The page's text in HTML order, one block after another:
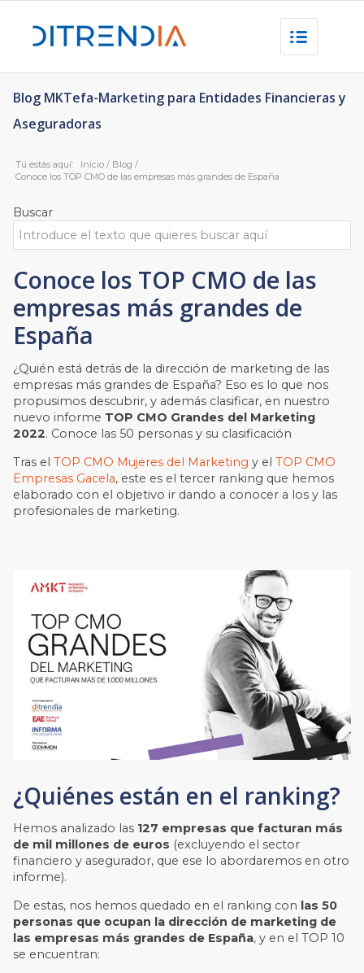
Blog MKTefa-Marketing para Entidades Financieras y
Aseguradoras
Tú estás aquí: Inicio / Blog /
Conoce los TOP CMO de las empresas más grandes de España
Buscar
Conoce los TOP CMO de las
empresas más grandes de
España
¿Quién está detrás de la dirección de marketing de las
empresas más grandes de España? Eso es lo que nos
propusimos descubrir, y además clasificar, en nuestro
nuevo informe TOP CMO Grandes del Marketing
2022. Conoce las 50 personas y su clasificación
Tras elTOP CMO Mujeres del Marketing y elTOP CMO
Empresas Gacela, este es el tercer ranking que hemos
elaborado con el objetivo ir dando a conocer a los y las
profesionales de marketing.
¿Quiénes están en el ranking?
Hemos analizado las 127 empresas que facturan más
de mil millones de euros (excluyendo el sector
financiero y asegurador, que ese lo abordaremos en otro
informe).
De estas, nos hemos quedado en el ranking con las 50
personas que ocupan la dirección de marketing de
las empresas más grandes de España, y en el TOP 10
se encuentran: